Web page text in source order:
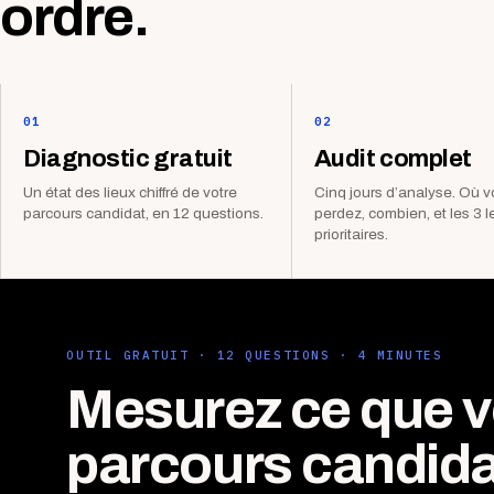
ordre.
01
Diagnostic gratuit
Un état des lieux chiffré de votre
parcours candidat, en 12 questions.
02
Audit complet
Cinq jours d’analyse. Où
perdez, combien, et les 3
prioritaires.
OUTIL GRATUIT · 12 QUESTIONS · 4 MINUTES
Mesurez ce que
parcours